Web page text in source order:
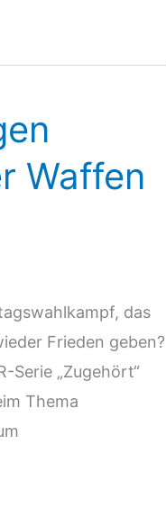
Waffen
das
Frieden geben?
Serie „Zugehört“
Thema